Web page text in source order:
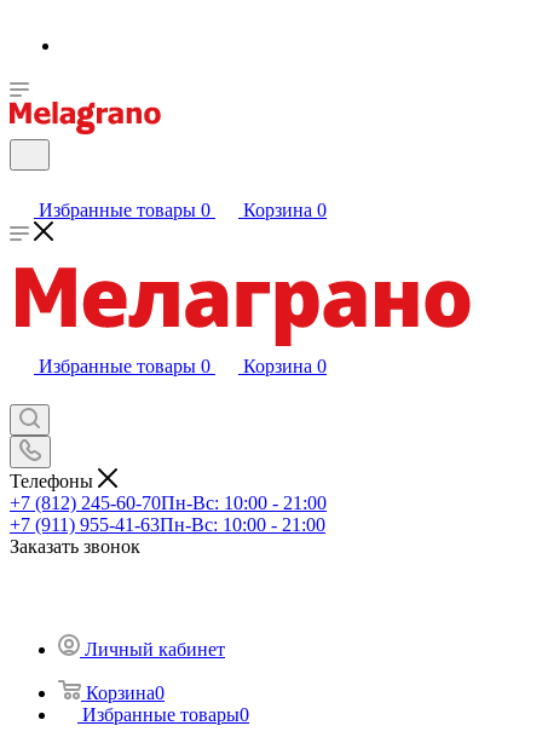
Избранные товары 0 Корзина 0
Избранные товары 0 Корзина 0
Телефоны
+7 (812) 245-60-70Пн-Вс: 10:00 - 21:00
+7 (911) 955-41-63Пн-Вс: 10:00 - 21:00
Заказать звонок
Личный кабинет
Корзина0
Избранные товары0